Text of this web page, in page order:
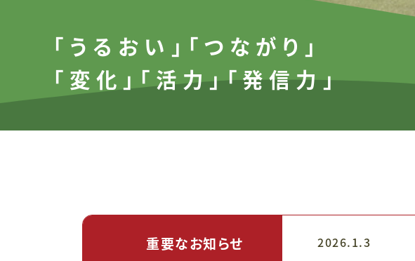
「うるおい」「つながり」
「変化」「活力」「発信力」
重要なお知らせ 2026.1.3